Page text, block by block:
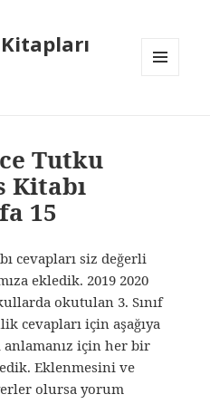
Tutku
Kitabı
15
cevapları siz değerli
ekledik. 2019 2020
okutulan 3. Sınıf
cevapları için aşağıya
için her bir
Eklenmesini ve
olursa yorum